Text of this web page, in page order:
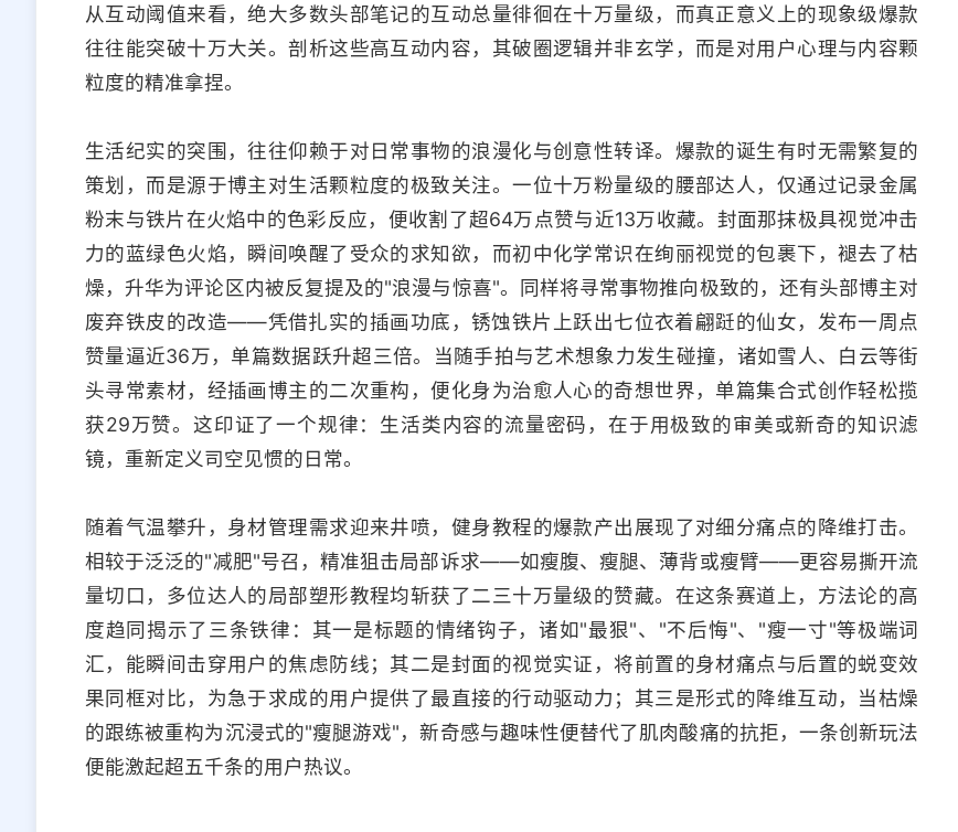
从互动阈值来看，绝大多数头部笔记的互动总量徘徊在十万量级，而真正意义上的现象级爆款
往往能突破十万大关。剖析这些高互动内容，其破圈逻辑并非玄学，而是对用户心理与内容颗
粒度的精准拿捏。
生活纪实的突围，往往仰赖于对日常事物的浪漫化与创意性转译。爆款的诞生有时无需繁复的
策划，而是源于博主对生活颗粒度的极致关注。一位十万粉量级的腰部达人，仅通过记录金属
粉末与铁片在火焰中的色彩反应，便收割了超64万点赞与近13万收藏。封面那抹极具视觉冲击
力的蓝绿色火焰，瞬间唤醒了受众的求知欲，而初中化学常识在绚丽视觉的包裹下，褪去了枯
燥，升华为评论区内被反复提及的"浪漫与惊喜"。同样将寻常事物推向极致的，还有头部博主对
废弃铁皮的改造——凭借扎实的插画功底，锈蚀铁片上跃出七位衣着翩跹的仙女，发布一周点
赞量逼近36万，单篇数据跃升超三倍。当随手拍与艺术想象力发生碰撞，诸如雪人、白云等街
头寻常素材，经插画博主的二次重构，便化身为治愈人心的奇想世界，单篇集合式创作轻松揽
获29万赞。这印证了一个规律：生活类内容的流量密码，在于用极致的审美或新奇的知识滤
镜，重新定义司空见惯的日常。
随着气温攀升，身材管理需求迎来井喷，健身教程的爆款产出展现了对细分痛点的降维打击。
相较于泛泛的"减肥"号召，精准狙击局部诉求——如瘦腹、瘦腿、薄背或瘦臂——更容易撕开流
量切口，多位达人的局部塑形教程均斩获了二三十万量级的赞藏。在这条赛道上，方法论的高
度趋同揭示了三条铁律：其一是标题的情绪钩子，诸如"最狠"、"不后悔"、"瘦一寸"等极端词
汇，能瞬间击穿用户的焦虑防线；其二是封面的视觉实证，将前置的身材痛点与后置的蜕变效
果同框对比，为急于求成的用户提供了最直接的行动驱动力；其三是形式的降维互动，当枯燥
的跟练被重构为沉浸式的"瘦腿游戏"，新奇感与趣味性便替代了肌肉酸痛的抗拒，一条创新玩法
便能激起超五千条的用户热议。